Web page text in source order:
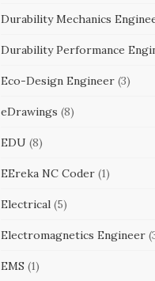
Durability Mechanics
Durability Performance
Eco-Design Engineer(3)
eDrawings (8)
EDU (8)
EEreka NC Coder(1)
Electrical(5)
Electromagnetics Engineer
EMS (1)